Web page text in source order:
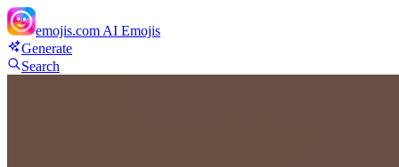
emojis.com AI Emojis
Generate
Search